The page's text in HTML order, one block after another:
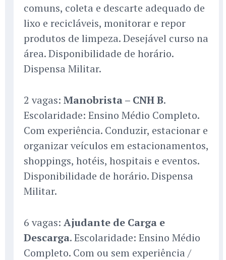
comuns, coleta e descarte adequado de
lixo e recicláveis, monitorar e repor
produtos de limpeza. Desejável curso na
área. Disponibilidade de horário.
Dispensa Militar.
2 vagas: Manobrista – CNH B.
Escolaridade: Ensino Médio Completo.
Com experiência. Conduzir, estacionar e
organizar veículos em estacionamentos,
shoppings, hotéis, hospitais e eventos.
Disponibilidade de horário. Dispensa
Militar.
6 vagas: Ajudante de Carga e
Descarga. Escolaridade: Ensino Médio
Completo. Com ou sem experiência /